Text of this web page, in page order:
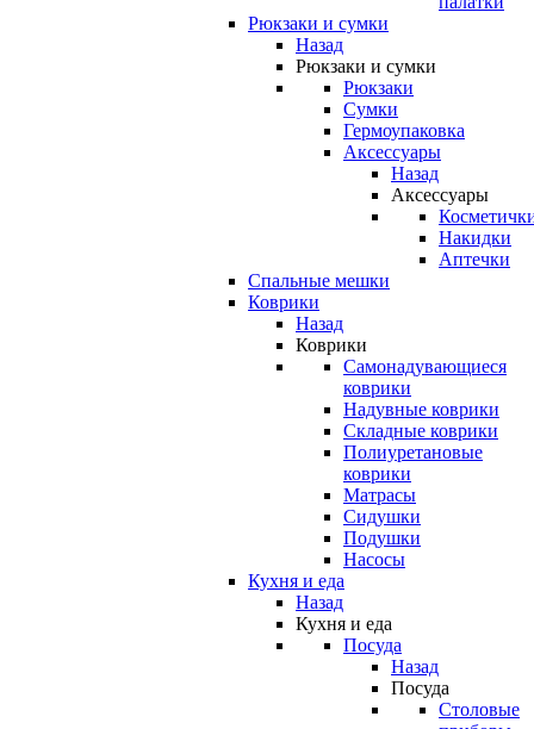
Рюкзаки и сумки
Назад
Рюкзаки и сумки
Рюкзаки
Сумки
Гермоупаковка
Аксессуары
Назад
Аксессуары
Накидки
Аптечки
Спальные мешки
Коврики
Назад
Коврики
Самонадувающиеся
коврики
Надувные коврики
Складные коврики
Полиуретановые
коврики
Матрасы
Сидушки
Подушки
Насосы
Кухня и еда
Назад
Кухня и еда
Посуда
Назад
Посуда
Столовые